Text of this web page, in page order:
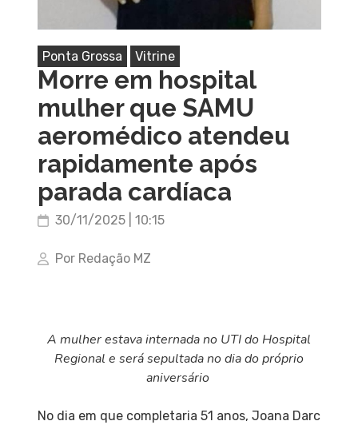
Ponta Grossa Vitrine
Morre em hospital
mulher que SAMU
aeromédico atendeu
rapidamente após
parada cardíaca
30/11/2025 | 10:15
Por Redação MZ
A mulher estava internada no UTI do Hospital
Regional e será sepultada no dia do próprio
aniversário
No dia em que completaria 51 anos, Joana Darc